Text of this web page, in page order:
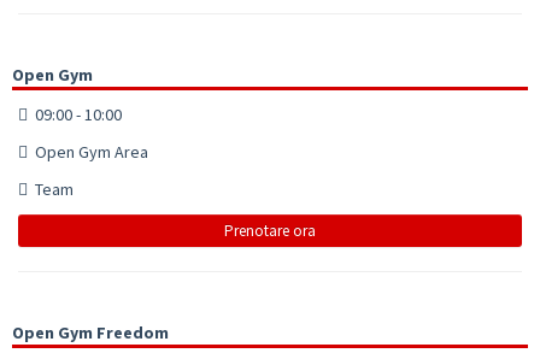
Open Gym
09:00 - 10:00
Open Gym Area
Team
Prenotare ora
Open Gym Freedom